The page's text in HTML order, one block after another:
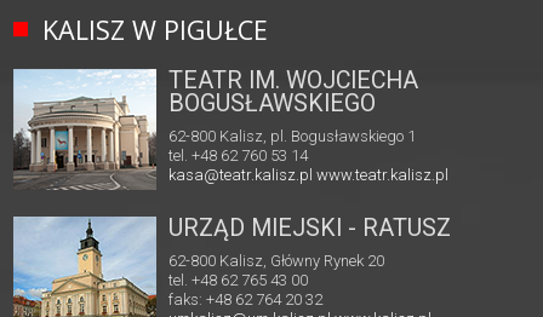
KALISZ W PIGUŁCE
TEATR IM. WOJCIECHA
BOGUSŁAWSKIEGO
62-800 Kalisz, pl. Bogusławskiego 1
tel. +48 62 760 53 14
kasa@teatr.kalisz.pl www.teatr.kalisz.pl
URZĄD MIEJSKI - RATUSZ
62-800 Kalisz, Główny Rynek 20
tel. +48 62 765 43 00
faks: +48 62 764 20 32